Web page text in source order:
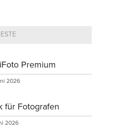
Premium
2026
für Fotografen
2026